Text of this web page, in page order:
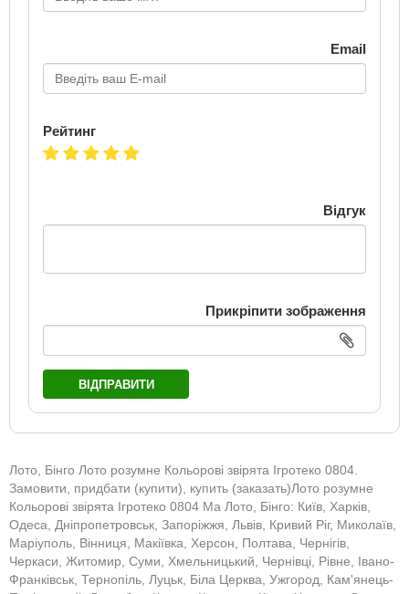
Email
Рейтинг
Відгук
Прикріпити зображення
ВІДПРАВИТИ
Лото, Бінго Лото розумне Кольорові звірята Ігротеко 0804.
Замовити, придбати (купити), купить (заказать)Лото розумне
Кольорові звірята Ігротеко 0804 Ма Лото, Бінго: Київ, Харків,
Одеса, Дніпропетровськ, Запоріжжя, Львів, Кривий Ріг, Миколаїв,
Маріуполь, Вінниця, Макіївка, Херсон, Полтава, Чернігів,
Черкаси, Житомир, Суми, Хмельницький, Чернівці, Рівне, Івано-
Франківськ, Тернопіль, Луцьк, Біла Церква, Ужгород, Кам'янець-